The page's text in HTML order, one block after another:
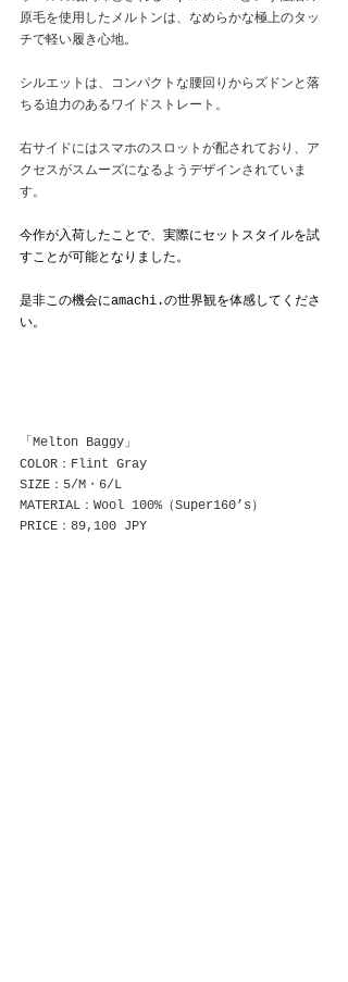
原毛を使用したメルトンは、なめらかな極上のタッ
チで軽い履き心地。
シルエットは、コンパクトな腰回りからズドンと落
ちる迫力のあるワイドストレート。
右サイドにはスマホのスロットが配されており、ア
クセスがスムーズになるようデザインされていま
す。
今作が入荷したことで、実際にセットスタイルを試
すことが可能となりました。
是非この機会にamachi.の世界観を体感してくださ
い。
「Melton Baggy」
COLOR：Flint Gray
SIZE：5/M・6/L
MATERIAL：Wool 100%（Super160’s）
PRICE：89,100 JPY